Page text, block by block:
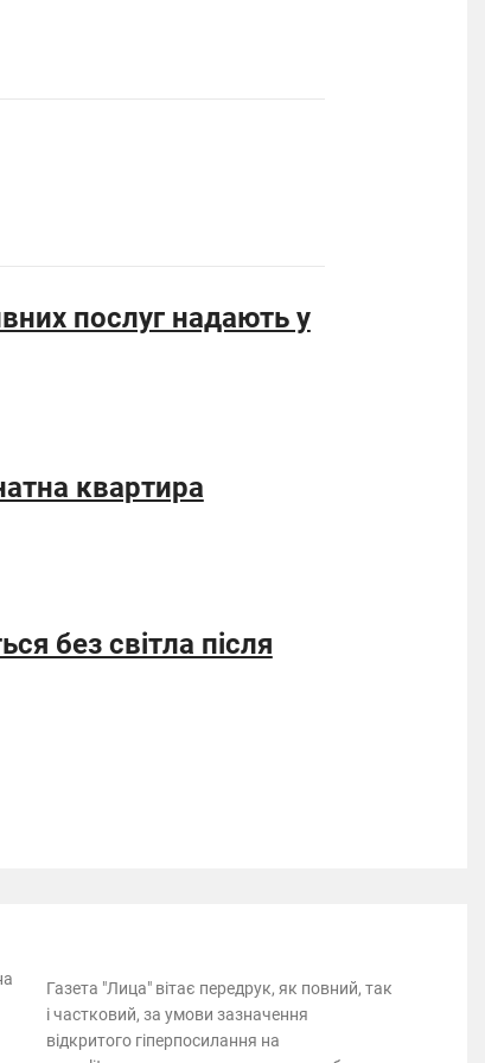
послуг надають у
квартира
без світла після
Газета "Лица" вітає передрук, як повний, так
і частковий, за умови зазначення
відкритого гіперпосилання на